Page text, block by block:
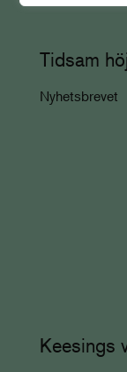
Tidsam
Nyhetsbrevet
Keesings